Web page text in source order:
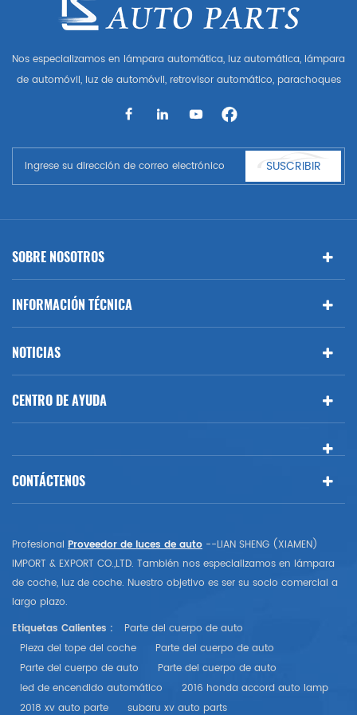
Nos especializamos en lámpara automática, luz automática, lámpara
de automóvil, luz de automóvil, retrovisor automático, parachoques
automático, parte del cuerpo automática, etc. y accesorios de
Benz, BMW
SUSCRIBIR
SOBRE NOSOTROS
INFORMACIÓN TÉCNICA
NOTICIAS
CENTRO DE AYUDA
CONTÁCTENOS
Profesional Proveedor de luces de auto --LIAN SHENG (XIAMEN)
IMPORT & EXPORT CO.,LTD. También nos especializamos en lámpara
de coche, luz de coche. Nuestro objetivo es ser su socio comercial a
largo plazo.
Etiquetas Calientes :
Parte del cuerpo de auto
Pieza del tope del coche
Parte del cuerpo de auto
Parte del cuerpo de auto
Parte del cuerpo de auto
led de encendido automático
2016 honda accord auto lamp
2018 xv auto parte
subaru xv auto parts